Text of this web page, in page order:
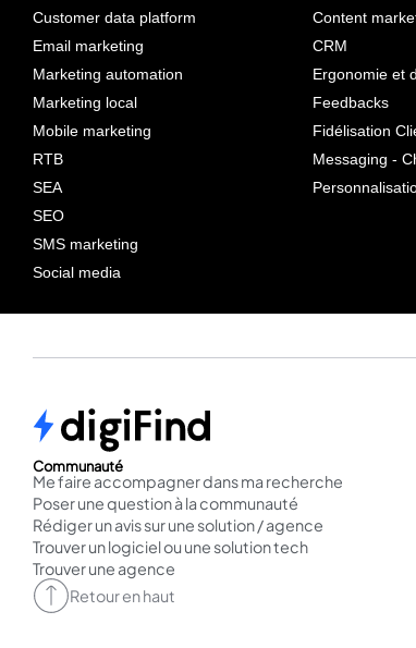
Customer data platform
Email marketing
Marketing automation
Marketing local
Mobile marketing
RTB
SEA
SEO
SMS marketing
Social media
Content
CRM
Ergonomie et
Feedbacks
Fidélisation
Messaging -
Communauté
Me faire accompagner dans ma recherche
Poser une question à la communauté
Rédiger un avis sur une solution / agence
Trouver un logiciel ou une solution tech
Trouver une agence
Retour en haut